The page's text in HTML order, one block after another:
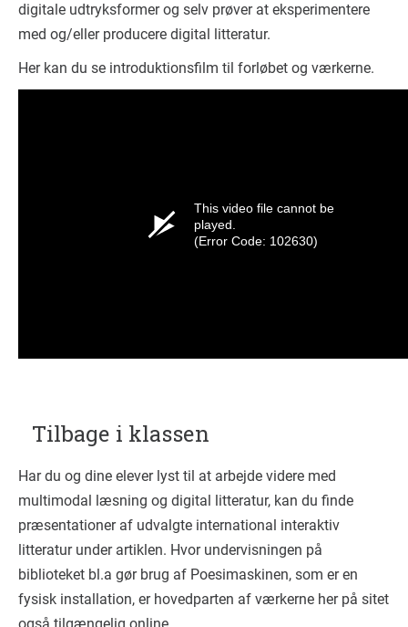
digitale udtryksformer og selv prøver at eksperimentere
med og/eller producere digital litteratur.
Her kan du se introduktionsfilm til forløbet og værkerne.
Tilbage i klassen
Har du og dine elever lyst til at arbejde videre med
multimodal læsning og digital litteratur, kan du finde
præsentationer af udvalgte international interaktiv
litteratur under artiklen. Hvor undervisningen på
biblioteket bl.a gør brug af Poesimaskinen, som er en
fysisk installation, er hovedparten af værkerne her på sitet